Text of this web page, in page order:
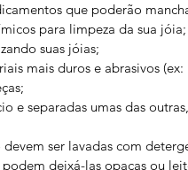
que poderão
para limpeza da sua jóia;
suas jóias;
mais duros e abrasivos
e separadas umas das
ser lavadas com
deixá-las opacas ou